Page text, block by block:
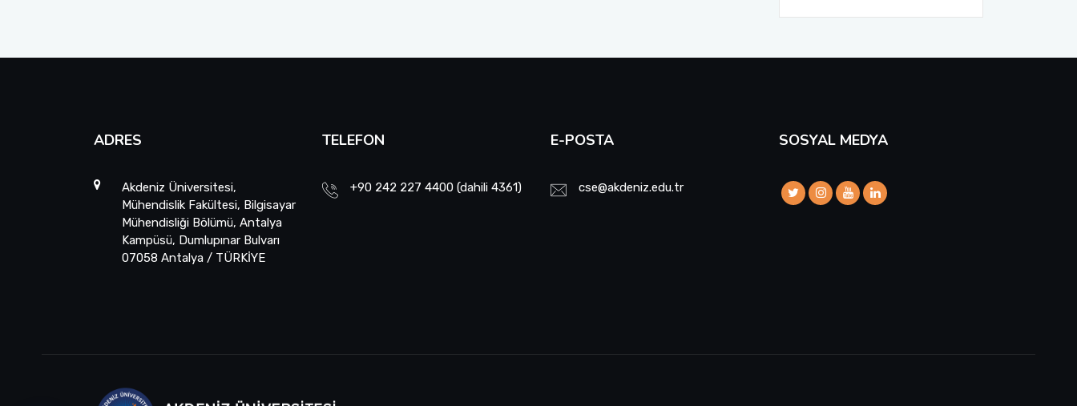
ADRES
Akdeniz Üniversitesi,
Mühendislik Fakültesi, Bilgisayar
Mühendisliği Bölümü, Antalya
Kampüsü, Dumlupınar Bulvarı
07058 Antalya / TÜRKİYE
TELEFON
+90 242 227 4400 (dahili 4361)
E-POSTA
cse@akdeniz.edu.tr
SOSYAL MEDYA